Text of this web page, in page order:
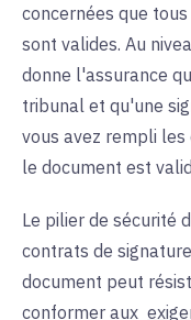
concernées que
sont valides. Au
donne l'assurance
tribunal et qu'une
vous avez rempli
le document est
Le pilier de sécurité
contrats de
document peut
conformer aux